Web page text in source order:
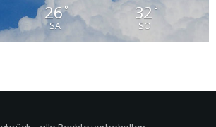
26°
SA
32°
SO